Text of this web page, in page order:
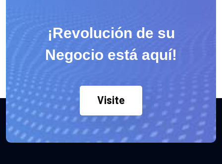
¡Revolución de su
Negocio está aquí!
Visite